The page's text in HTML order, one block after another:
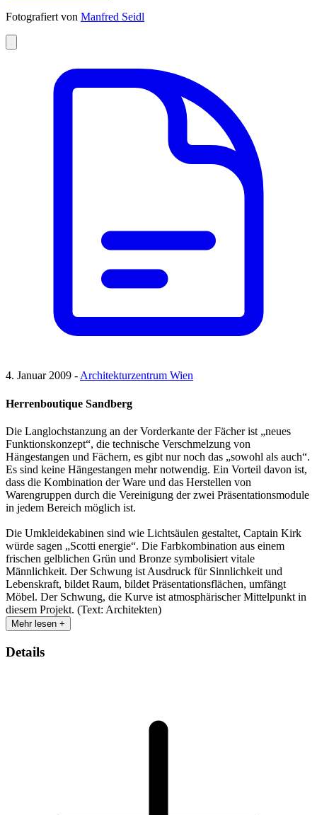
Fotografiert von Manfred Seidl
4. Januar 2009 -Architekturzentrum Wien
Herrenboutique Sandberg
Die Langlochstanzung an der Vorderkante der Fächer ist „neues
Funktionskonzept“, die technische Verschmelzung von
Hängestangen und Fächern, es gibt nur noch das „sowohl als auch“.
Es sind keine Hängestangen mehr notwendig. Ein Vorteil davon ist,
dass die Kombination der Ware und das Herstellen von
Warengruppen durch die Vereinigung der zwei Präsentationsmodule
in jedem Bereich möglich ist.
Die Umkleidekabinen sind wie Lichtsäulen gestaltet, Captain Kirk
würde sagen „Scotti energie“. Die Farbkombination aus einem
frischen gelblichen Grün und Bronze symbolisiert vitale
Männlichkeit. Der Schwung ist Ausdruck für Sinnlichkeit und
Lebenskraft, bildet Raum, bildet Präsentationsflächen, umfängt
Möbel. Der Schwung, die Kurve ist atmosphärischer Mittelpunkt in
diesem Projekt. (Text: Architekten)
Mehr lesen +
Details